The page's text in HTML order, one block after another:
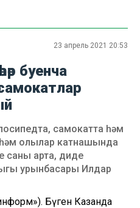
23 апрель 2021 20:53
буенча
самокатлар
самокатта һәм
олылар катнашында
саны арта, диде
урынбасары Илдар
Бүген Казанда